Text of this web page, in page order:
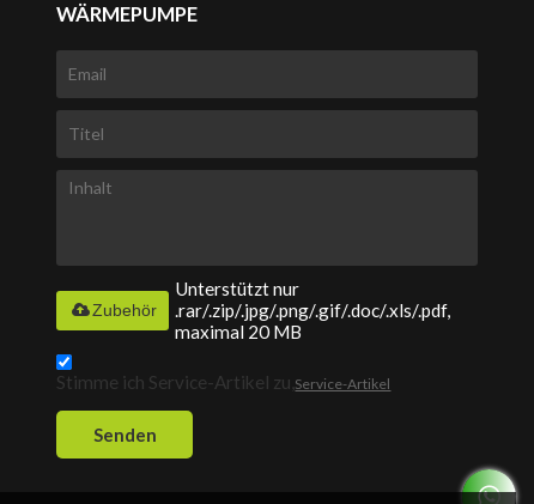
WÄRMEPUMPE
Unterstützt nur
.rar/.zip/.jpg/.png/.gif/.doc/.xls/.pdf,
maximal 20 MB
Zubehör
Stimme ich Service-Artikel zu, Service-Artikel
Senden